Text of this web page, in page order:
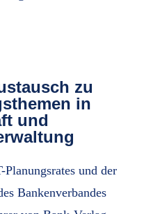
zu
in
und
und der
Bankenverbandes